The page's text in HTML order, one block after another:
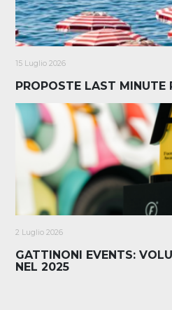
15 Luglio 2026
PROPOSTE LAST MINUTE
2 Luglio 2026
GATTINONI EVENTS:
NEL 2025